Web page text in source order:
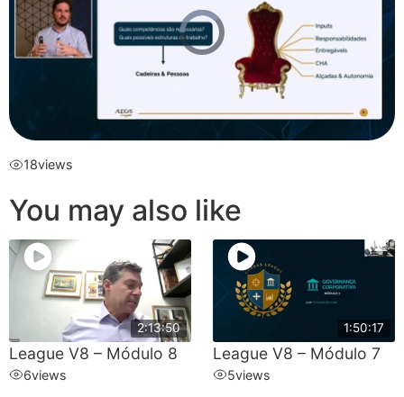
18views
You may also like
2:13:50
League V8 – Módulo 8
6views
1:50:17
League V8 – Módulo 7
5views